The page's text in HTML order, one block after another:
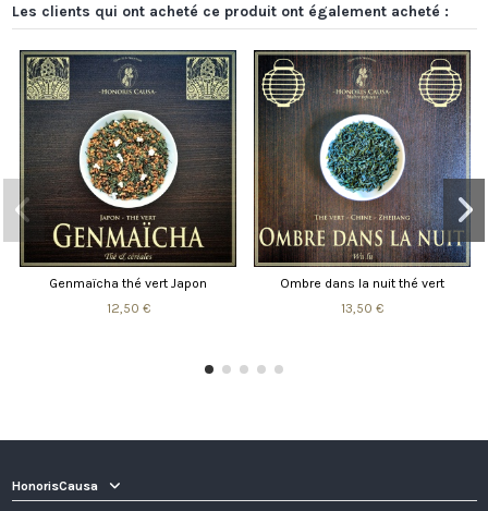
Les clients qui ont acheté ce produit ont également acheté :
Genmaïcha thé vert Japon
12,50 €
Ombre dans la nuit thé vert
13,50 €
HonorisCausa